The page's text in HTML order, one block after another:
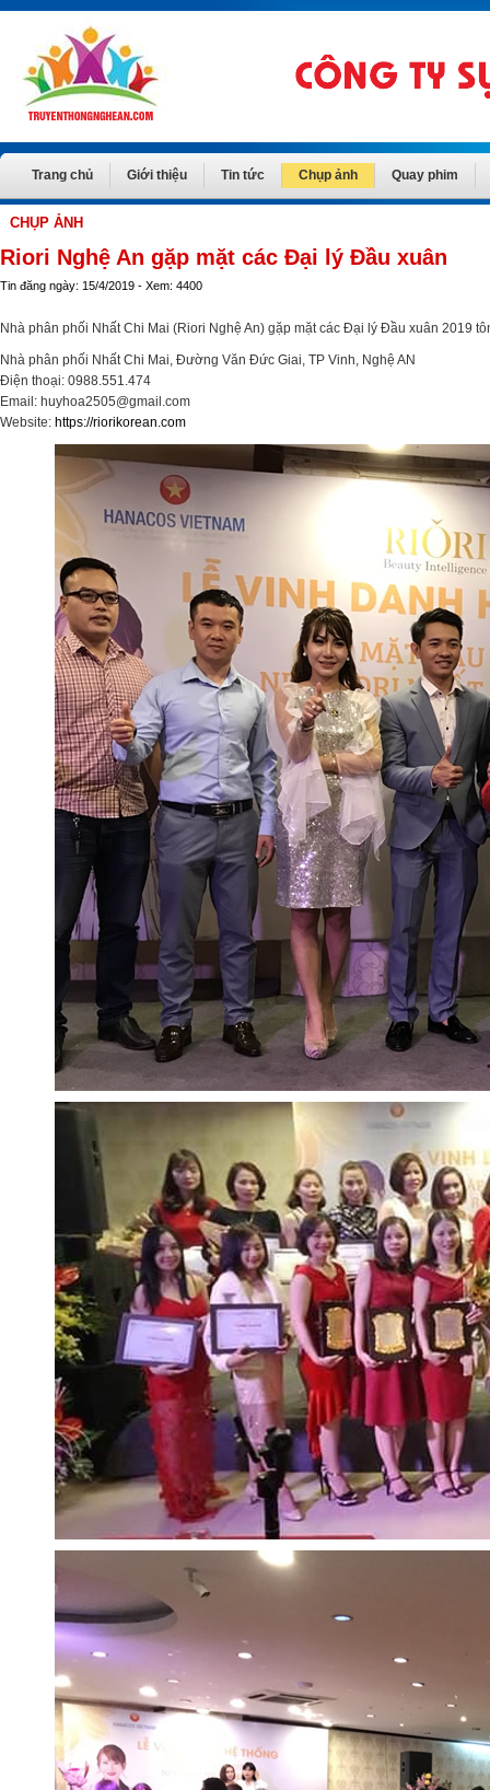
Trang chủ Giới thiệu Tin tức Chụp ảnh Quay phim
CHỤP ẢNH
Riori Nghệ An gặp mặt các Đại lý Đầu xuân
Tin đăng ngày: 15/4/2019 - Xem: 4400
Nhà phân phối Nhất Chi Mai (Riori Nghệ An) gặp mặt các Đại lý Đầu xuân 2019
Nhà phân phối Nhất Chi Mai, Đường Văn Đức Giai, TP Vinh, Nghệ AN
Điện thoại: 0988.551.474
Email: huyhoa2505@gmail.com
Website: https://riorikorean.com